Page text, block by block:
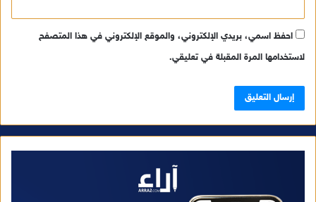
احفظ اسمي، بريدي الإلكتروني، والموقع الإلكتروني في هذا المتصفح
لاستخدامها المرة المقبلة في تعليقي.